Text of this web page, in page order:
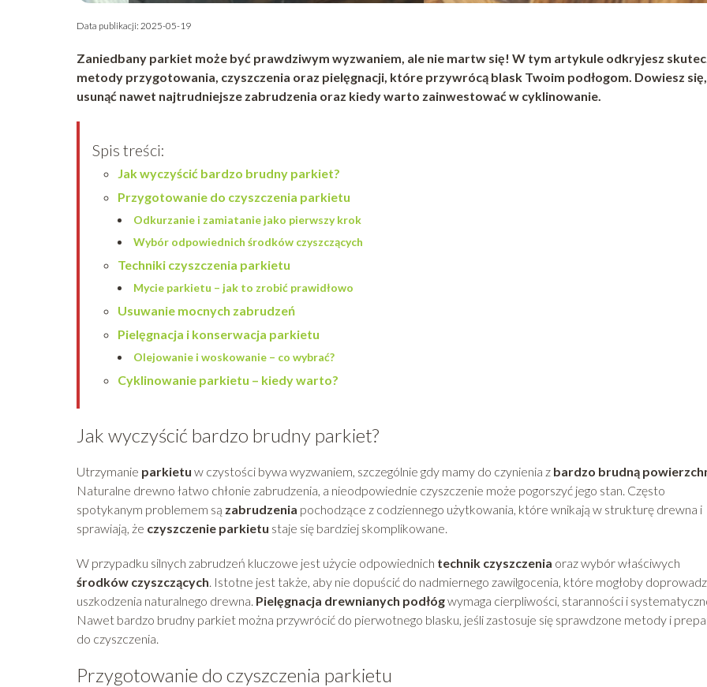
Data publikacji: 2025-05-19
Zaniedbany parkiet może być prawdziwym wyzwaniem, ale nie martw się! W tym artykule odkryjesz
metody przygotowania, czyszczenia oraz pielęgnacji, które przywrócą blask Twoim podłogom. Dowiesz
usunąć nawet najtrudniejsze zabrudzenia oraz kiedy warto zainwestować w cyklinowanie.
Spis treści:
Jak wyczyścić bardzo brudny parkiet?
Przygotowanie do czyszczenia parkietu
Odkurzanie i zamiatanie jako pierwszy krok
Wybór odpowiednich środków czyszczących
Techniki czyszczenia parkietu
Mycie parkietu – jak to zrobić prawidłowo
Usuwanie mocnych zabrudzeń
Pielęgnacja i konserwacja parkietu
Olejowanie i woskowanie – co wybrać?
Cyklinowanie parkietu – kiedy warto?
Jak wyczyścić bardzo brudny parkiet?
Utrzymanie parkietu w czystości bywa wyzwaniem, szczególnie gdy mamy do czynienia z bardzo brudną
Naturalne drewno łatwo chłonie zabrudzenia, a nieodpowiednie czyszczenie może pogorszyć jego stan. Często
spotykanym problemem są zabrudzenia pochodzące z codziennego użytkowania, które wnikają w strukturę drewna i
sprawiają, że czyszczenie parkietu staje się bardziej skomplikowane.
W przypadku silnych zabrudzeń kluczowe jest użycie odpowiednich technik czyszczenia oraz wybór właściwych
środków czyszczących. Istotne jest także, aby nie dopuścić do nadmiernego zawilgocenia, które mogłoby
uszkodzenia naturalnego drewna. Pielęgnacja drewnianych podłógwymaga cierpliwości, staranności i
Nawet bardzo brudny parkiet można przywrócić do pierwotnego blasku, jeśli zastosuje się sprawdzone metody i
do czyszczenia.
Przygotowanie do czyszczenia parkietu